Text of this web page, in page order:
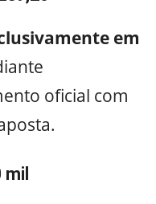
em
oficial com